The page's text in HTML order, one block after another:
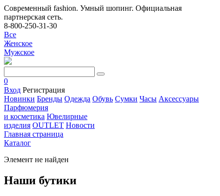
Современный fashion. Умный шопинг. Официальная
партнерская сеть.
8-800-250-31-30
Все
Женское
Мужское
0
Вход Регистрация
Новинки Бренды Одежда Обувь Сумки Часы Аксессуары
Парфюмерия
и косметика Ювелирные
изделия OUTLET Новости
Главная страница
Каталог
Элемент не найден
Наши бутики